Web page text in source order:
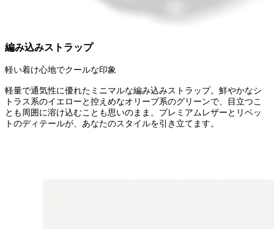
編み込みストラップ
軽い着け心地でクールな印象
軽量で通気性に優れたミニマルな編み込みストラップ。鮮やかなシ
トラス系のイエローと控えめなオリーブ系のグリーンで、目立つこ
とも周囲に溶け込むことも思いのまま。プレミアムレザーとリベッ
トのディテールが、あなたのスタイルを引き立てます。